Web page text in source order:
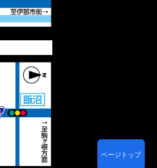
ページトップ